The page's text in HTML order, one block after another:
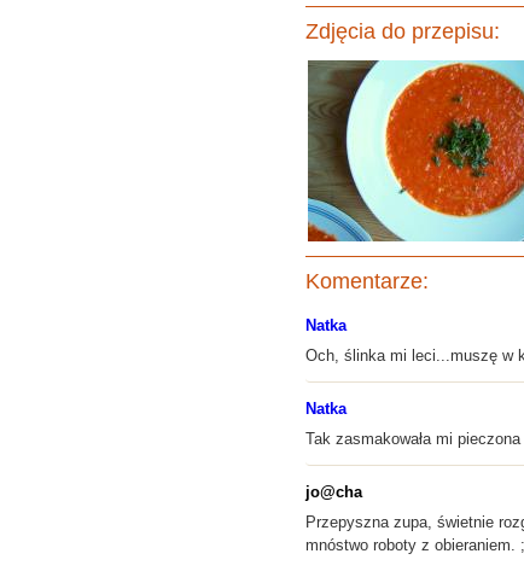
Zdjęcia do przepisu:
Komentarze:
Natka
Och, ślinka mi leci...muszę w
Natka
Tak zasmakowała mi
jo@cha
Przepyszna zupa, świetnie
mnóstwo roboty z obieraniem.